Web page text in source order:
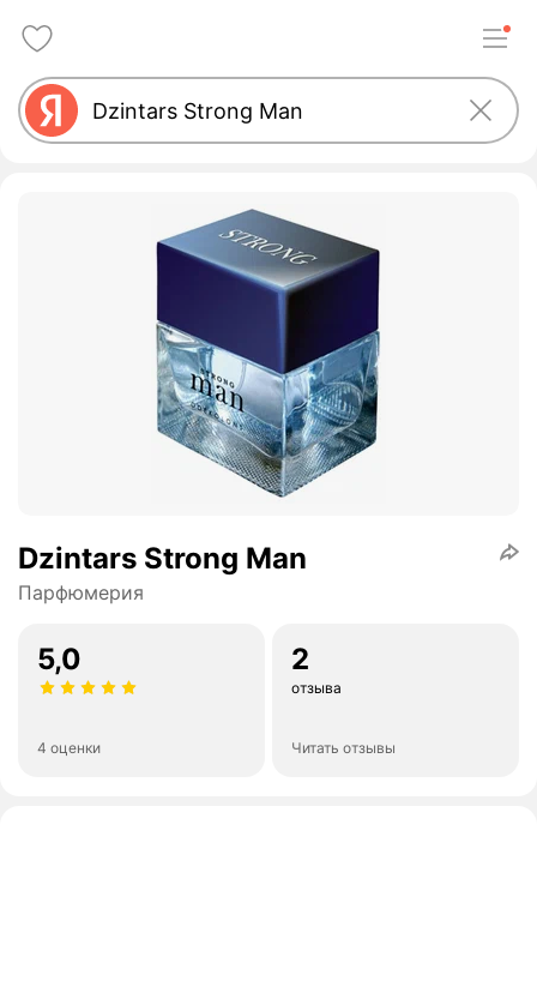
Dzintars Strong Man
Парфюмерия
5,0
4 оценки
2
отзыва
Читать отзывы